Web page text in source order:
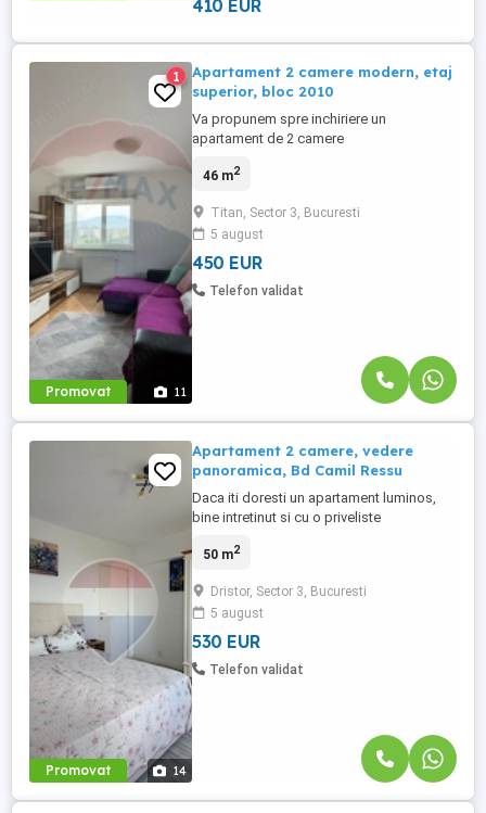
410 EUR
Promovat 11
1
Apartament 2 camere modern, etaj
superior, bloc 2010
Va propunem spre inchiriere un
apartament de 2 camere
construit in 2010, pe str. Fetesti nr 54-56, la
cei care isi doresc confort, lumina naturala
si intimitate. Apartamentul beneficiaza de
un living generos si luminos, spatii ...
46 m2
Titan, Sector 3, Bucuresti
5 august
450 EUR
Telefon validat
Promovat 14
Apartament 2 camere, vedere
panoramica, Bd Camil Ressu
Daca iti doresti un apartament luminos,
bine intretinut si cu o priveliste
proprietate de pe Bulevardul Camil Ressu,
etajul 9/10, apartamentul beneficiaza de o
vedere panoramica, lumina naturala din
plin si o compartimentare ...
50 m2
Dristor, Sector 3, Bucuresti
5 august
530 EUR
Telefon validat